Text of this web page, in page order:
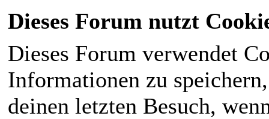
Dieses Forum nutzt
Dieses Forum verwendet
Informationen zu
deinen letzten Besuch,